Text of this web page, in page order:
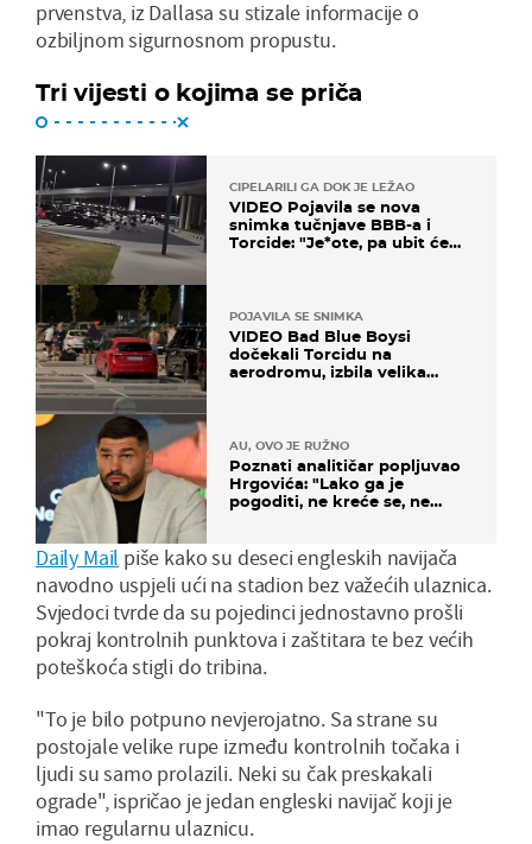
prvenstva, iz Dallasa su stizale informacije o
ozbiljnom sigurnosnom propustu.
Tri vijesti o kojima se priča
CIPELARILI GA DOK JE LEŽAO
VIDEO Pojavila se nova
snimka tučnjave BBB-a i
Torcide: "Je*ote, pa ubit će
POJAVILA SE SNIMKA
VIDEO Bad Blue Boysi
dočekali Torcidu na
aerodromu, izbila velika
AU, OVO JE RUŽNO
Poznati analitičar popljuvao
Hrgovića: "Lako ga je
pogoditi, ne kreće se, ne
Daily Mail piše kako su deseci engleskih navijača
navodno uspjeli ući na stadion bez važećih ulaznica.
Svjedoci tvrde da su pojedinci jednostavno prošli
pokraj kontrolnih punktova i zaštitara te bez većih
poteškoća stigli do tribina.
"To je bilo potpuno nevjerojatno. Sa strane su
postojale velike rupe između kontrolnih točaka i
ljudi su samo prolazili. Neki su čak preskakali
ograde", ispričao je jedan engleski navijač koji je
imao regularnu ulaznicu.